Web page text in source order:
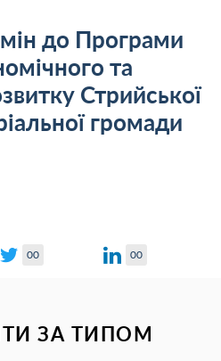
до Програми
та
Стрийської
громади
00 00
ЗА ТИПОМ